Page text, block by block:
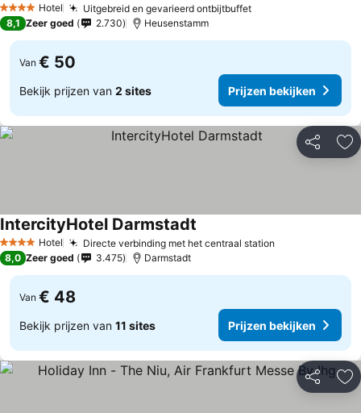
4 SterrenHotel Uitgebreid en gevarieerd ontbijtbuffetPrijzen bekijken
8,1 Zeer goed 2.730 Heusenstamm
Van € 50
Bekijk prijzen van 2 sites Prijzen bekijken
Delen
4 SterrenHotel Directe verbinding met het centraal station
IntercityHotel Darmstadt
8,0 Zeer goed 3.475 Darmstadt
Van € 48
Bekijk prijzen van 11 sites Prijzen bekijken
Delen